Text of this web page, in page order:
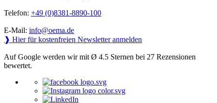
Telefon: +49 (0)8381-8890-100
E-Mail: info@oema.de
❱ Hier für kostenfreien Newsletter anmelden
Auf Google werden wir mit Ø 4.5 Sternen bei 27 Rezensionen
bewertet.